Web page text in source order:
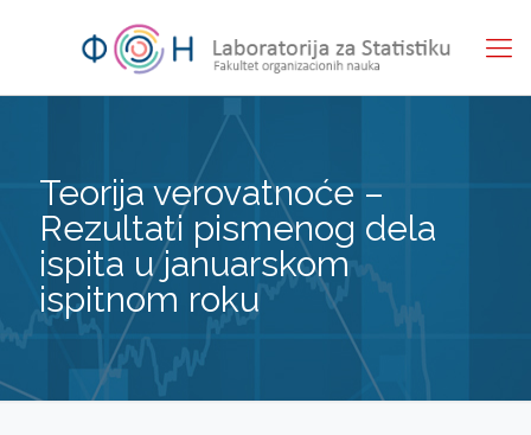
Teorija verovatnoće –
Rezultati pismenog dela
ispita u januarskom
ispitnom roku